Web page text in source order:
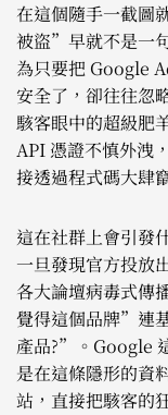
在這個隨手一截圖
被盜”早就不是一
為只要把 Google
安全了，卻往往忽
駭客眼中的超級肥
API 憑證不慎外洩
接透過程式碼大肆
這在社群上會引發
一旦發現官方投放
各大論壇病毒式傳
覺得這個品牌”連
產品?”。Google
是在這條隱形的資
站，直接把駭客的